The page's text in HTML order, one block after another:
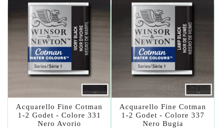
Acquarello Fine Cotman
1-2 Godet - Colore 331
Nero Avorio
Acquarello Fine Cotman
1-2 Godet - Colore 337
Nero Bugia